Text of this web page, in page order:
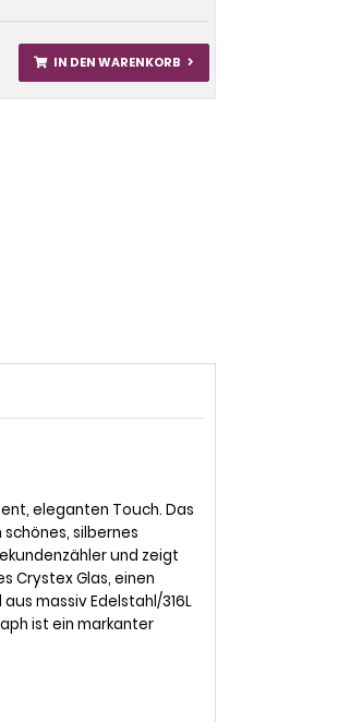
IN DEN WARENKORB
eleganten Touch. Das
silbernes
und zeigt
Crystex Glas, einen
massiv Edelstahl/316L
ist ein markanter